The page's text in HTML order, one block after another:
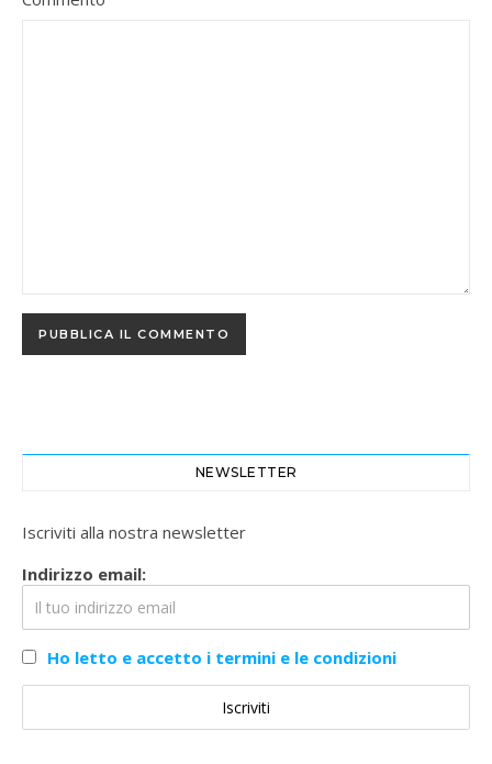
NEWSLETTER
Iscriviti alla nostra newsletter
Indirizzo email:
Ho letto e accetto i termini e le condizioni